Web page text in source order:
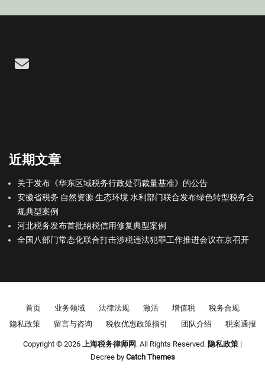
Email
近期文章
关于发布《华东区域税务行政处罚裁量基准》的公告
安徽省税务 自然资源 生态环境 水利部门联合发布绿色转型税务合
规典型案例
河北税务发布首批纳税信用修复典型案例
全国八部门常态化联合打击涉税违法犯罪工作推进会议在京召开
Footer menu
首页 业务领域 法律法规 激活 增值税
税务合规
隐私政策
留言与咨询 税收优惠政策指引 团队介绍 税案通报
Copyright © 2026 上海税务律师网 . All Rights Reserved. 隐私政策 |
Decree by Catch Themes